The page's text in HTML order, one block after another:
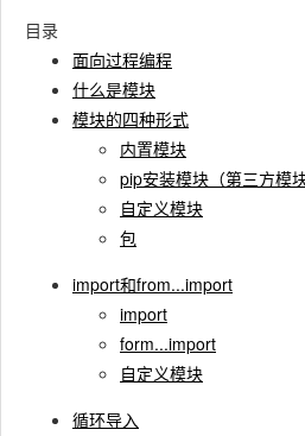
目录
面向过程编程
什么是模块
模块的四种形式
内置模块
pip安装模块（第三方模块
自定义模块
包
import和from...import
import
form...import
自定义模块
循环导入